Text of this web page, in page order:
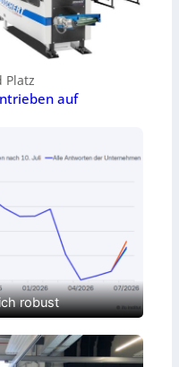
Platz
auf
robust